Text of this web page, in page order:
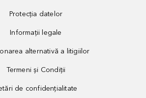
Protecția datelor
Informații legale
alternativă a litigiilor
Termeni și Condiții
de confidențialitate